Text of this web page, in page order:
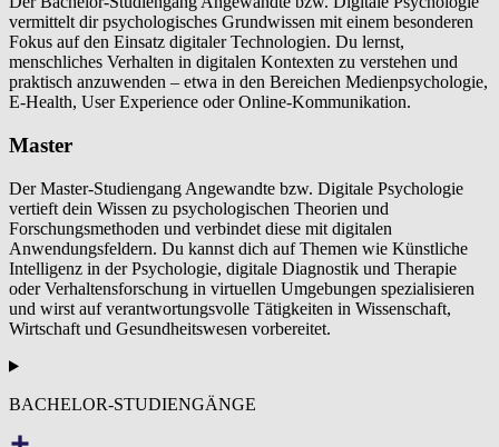
vermittelt dir psychologisches Grundwissen mit einem besonderen
Fokus auf den Einsatz digitaler Technologien. Du lernst,
menschliches Verhalten in digitalen Kontexten zu verstehen und
praktisch anzuwenden – etwa in den Bereichen Medienpsychologie,
E-Health, User Experience oder Online-Kommunikation.
Master
Der Master-Studiengang Angewandte bzw. Digitale Psychologie
vertieft dein Wissen zu psychologischen Theorien und
Forschungsmethoden und verbindet diese mit digitalen
Anwendungsfeldern. Du kannst dich auf Themen wie Künstliche
Intelligenz in der Psychologie, digitale Diagnostik und Therapie
oder Verhaltensforschung in virtuellen Umgebungen spezialisieren
und wirst auf verantwortungsvolle Tätigkeiten in Wissenschaft,
Wirtschaft und Gesundheitswesen vorbereitet.
BACHELOR-STUDIENGÄNGE